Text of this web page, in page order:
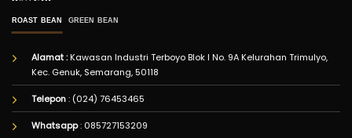
ROAST BEAN GREEN BEAN
Alamat :Kawasan Industri Terboyo Blok I No. 9A Kelurahan Trimulyo,
Kec. Genuk, Semarang, 50118
Telepon: (024) 76453465
Whatsapp: 085727153209